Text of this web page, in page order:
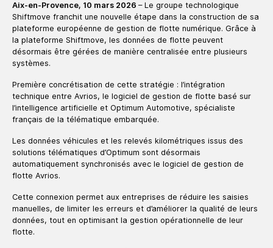
Aix-en-Provence, 10 mars 2026 – Le groupe technologique
Shiftmove franchit une nouvelle étape dans la construction de sa
plateforme européenne de gestion de flotte numérique. Grâce à
la plateforme Shiftmove, les données de flotte peuvent
désormais être gérées de manière centralisée entre plusieurs
systèmes.
Première concrétisation de cette stratégie : l’intégration
technique entre Avrios, le logiciel de gestion de flotte basé sur
l’intelligence artificielle et Optimum Automotive, spécialiste
français de la télématique embarquée.
Les données véhicules et les relevés kilométriques issus des
solutions télématiques d’Optimum sont désormais
automatiquement synchronisés avec le logiciel de gestion de
flotte Avrios.
Cette connexion permet aux entreprises de réduire les saisies
manuelles, de limiter les erreurs et d’améliorer la qualité de leurs
données, tout en optimisant la gestion opérationnelle de leur
flotte.